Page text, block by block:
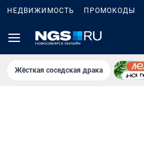
НЕДВИЖИМОСТЬ ПРОМОКОДЫ
Жёсткая соседская драка